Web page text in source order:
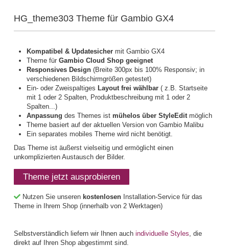
HG_theme303 Theme für Gambio GX4
Kompatibel & Updatesichermit Gambio GX4
Theme für Gambio Cloud Shop geeignet
Responsives Design(Breite 300px bis 100% Responsiv; in
verschiedenen Bildschirmgrößen getestet)
Ein- oder Zweispaltiges Layout frei wählbar( z.B. Startseite
mit 1 oder 2 Spalten, Produktbeschreibung mit 1 oder 2
Spalten...)
Anpassung des Themes ist mühelos über StyleEditmöglich
Theme basiert auf der aktuellen Version von Gambio Malibu
Ein separates mobiles Theme wird nicht benötigt.
Das Theme ist äußerst vielseitig und ermöglicht einen
unkomplizierten Austausch der Bilder.
Theme jetzt ausprobieren
Nutzen Sie unseren kostenlosenInstallation-Service für das
Theme in Ihrem Shop (innerhalb von 2 Werktagen)
Selbstverständlich liefern wir Ihnen auch individuelle Styles, die
direkt auf Ihren Shop abgestimmt sind.